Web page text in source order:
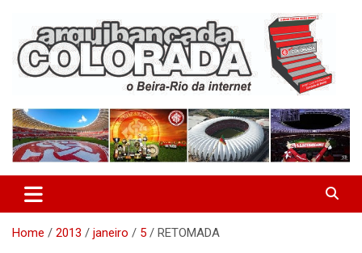
content
Arquibancada Colorada
Home 2013 janeiro 5 RETOMADA